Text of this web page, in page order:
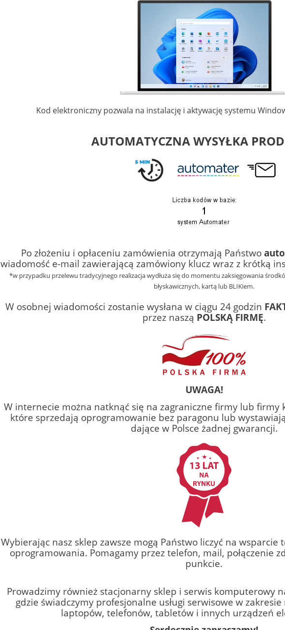
Kod elektroniczny pozwala na instalację i aktywację systemu
AUTOMATYCZNA WYSYŁKA
Po złożeniu i opłaceniu zamówienia otrzymają Państwo
wiadomość e-mail zawierającą zamówiony klucz wraz z krótką
*w przypadku przelewu tradycyjnego realizacja wydłuża się do momentu zaksięgowania
błyskawicznych, kartą lub BLIKiem.
W osobnej wiadomości zostanie wysłana w ciągu 24 godzin
przez naszą POLSKĄ FIRMĘ.
UWAGA!
W internecie można natknąć się na zagraniczne firmy lub firmy
które sprzedają oprogramowanie bez paragonu lub
dające w Polsce żadnej gwarancji.
Wybierając nasz sklep zawsze mogą Państwo liczyć na wsparcie
oprogramowania. Pomagamy przez telefon, mail, połączenie
punkcie.
Prowadzimy również stacjonarny sklep i serwis komputerowy
gdzie świadczymy profesjonalne usługi serwisowe w
laptopów, telefonów, tabletów i innych urządzeń